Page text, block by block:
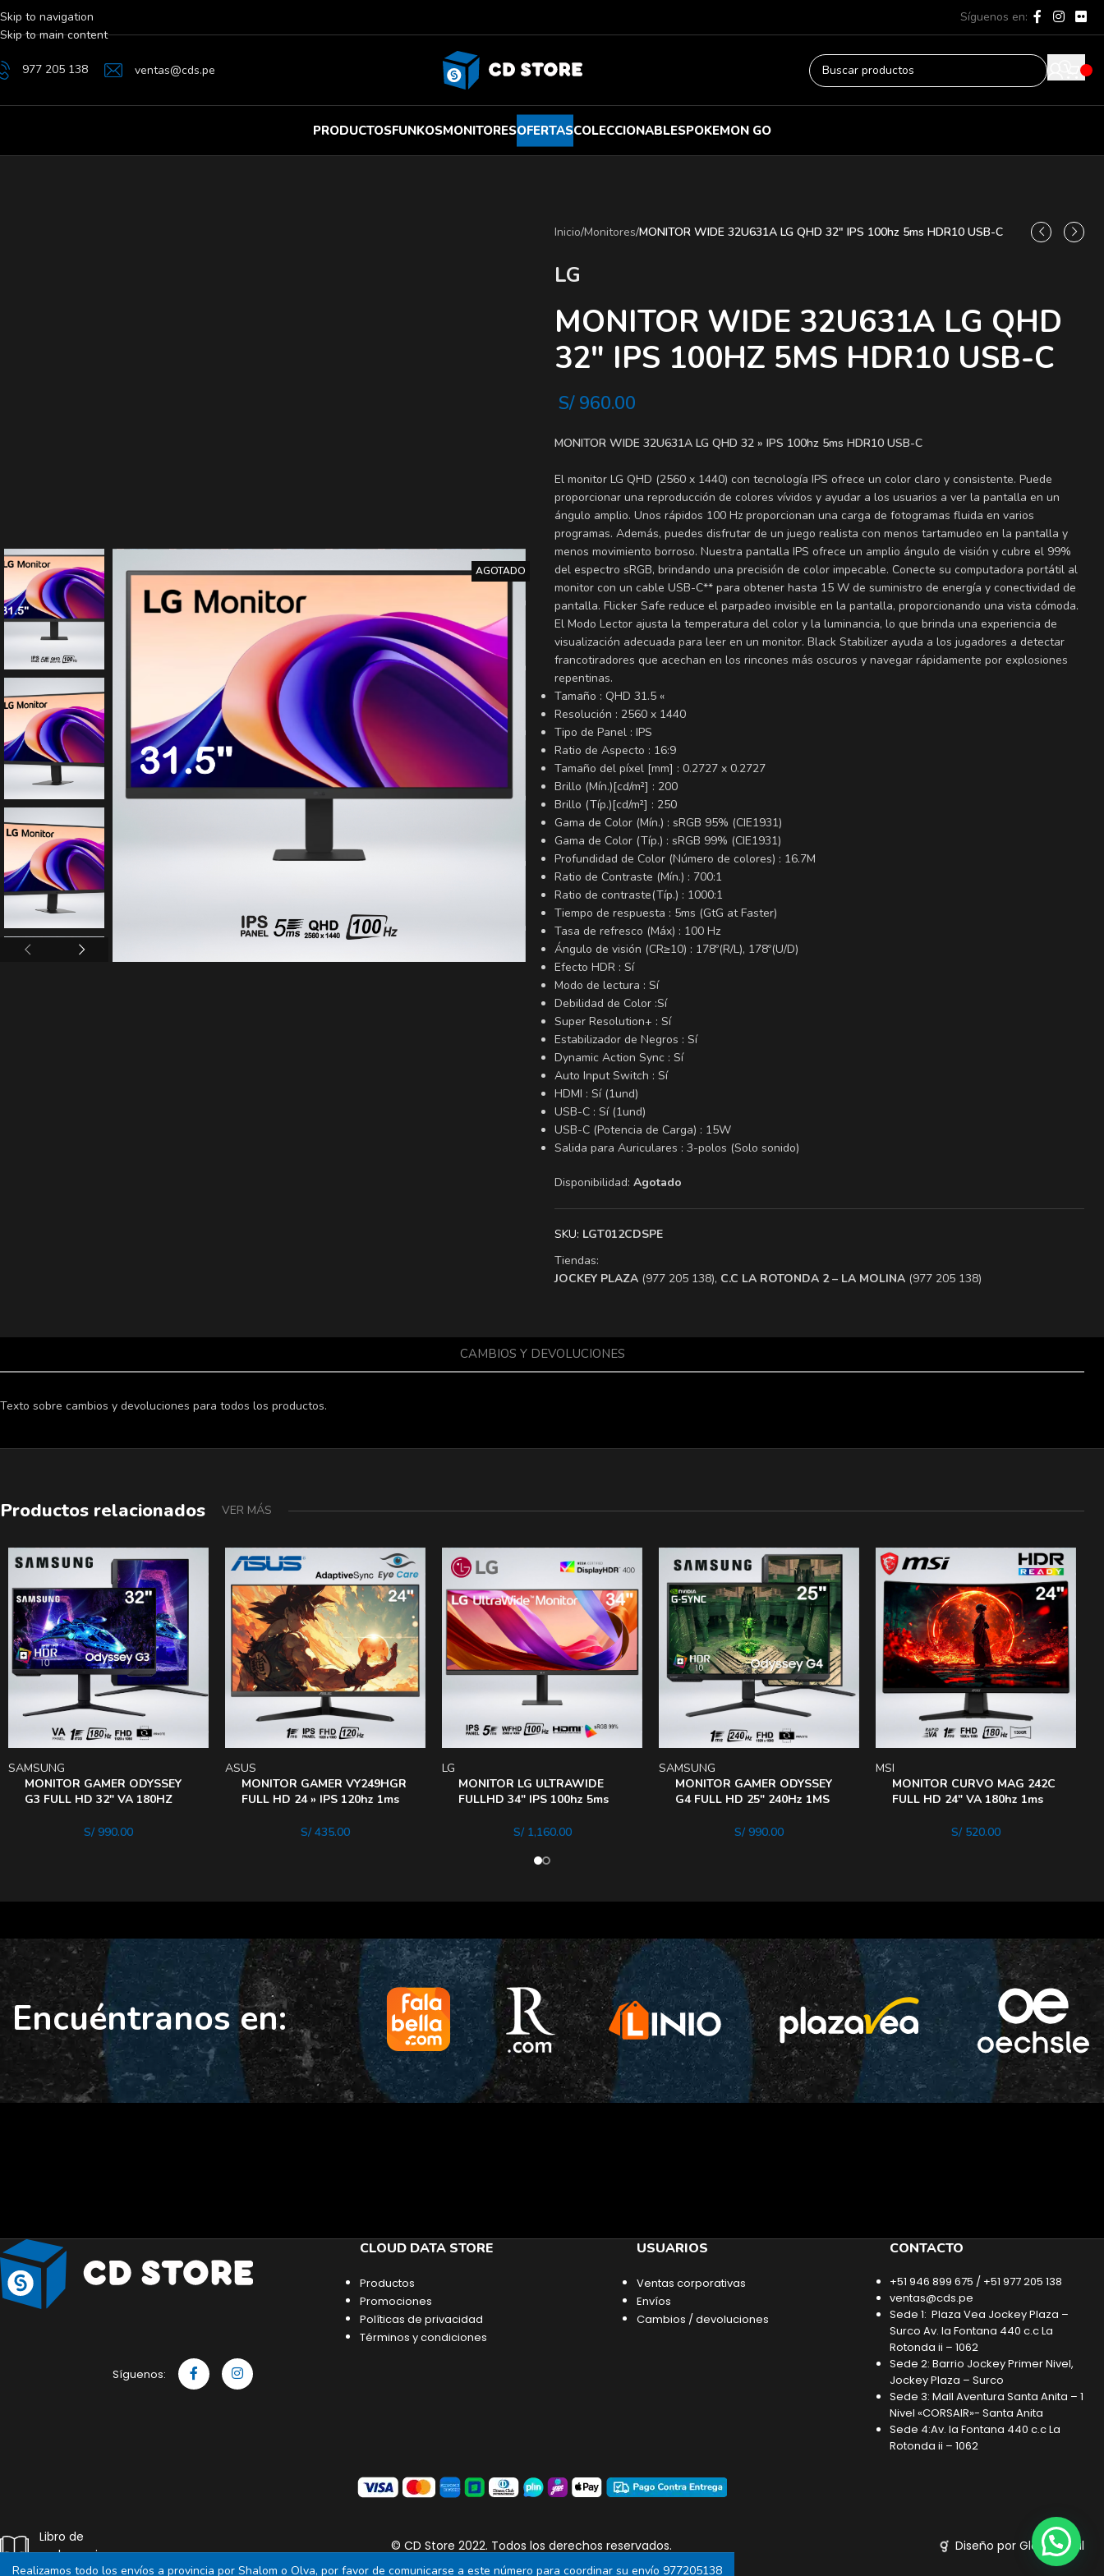
Realizamos todo los envíos a provincia por Shalom o Olva, por favor de comunicarse a este número para coordinar su envío 977205138
Skip to navigation
Skip to main content
Síguenos en:
977 205 138 ventas@cds.pe
PRODUCTOSFUNKOSMONITORESOFERTASCOLECCIONABLESPOKEMON GO
AGOTADO
Inicio/Monitores/MONITOR WIDE 32U631A LG QHD 32″ IPS 100hz 5ms HDR10 USB-C
LG
MONITOR WIDE 32U631A LG QHD
32″ IPS 100HZ 5MS HDR10 USB-C
S/960.00
MONITOR WIDE 32U631A LG QHD 32 » IPS 100hz 5ms HDR10 USB-C
El monitor LG QHD (2560 x 1440) con tecnología IPS ofrece un color claro y consistente. Puede
proporcionar una reproducción de colores vívidos y ayudar a los usuarios a ver la pantalla en un
ángulo amplio. Unos rápidos 100 Hz proporcionan una carga de fotogramas fluida en varios
programas. Además, puedes disfrutar de un juego realista con menos tartamudeo en la pantalla y
menos movimiento borroso. Nuestra pantalla IPS ofrece un amplio ángulo de visión y cubre el 99%
del espectro sRGB, brindando una precisión de color impecable. Conecte su computadora portátil al
monitor con un cable USB-C** para obtener hasta 15 W de suministro de energía y conectividad de
pantalla. Flicker Safe reduce el parpadeo invisible en la pantalla, proporcionando una vista cómoda.
El Modo Lector ajusta la temperatura del color y la luminancia, lo que brinda una experiencia de
visualización adecuada para leer en un monitor. Black Stabilizer ayuda a los jugadores a detectar
francotiradores que acechan en los rincones más oscuros y navegar rápidamente por explosiones
repentinas.
Tamaño : QHD 31.5 «
Resolución : 2560 x 1440
Tipo de Panel : IPS
Ratio de Aspecto : 16:9
Tamaño del píxel [mm] : 0.2727 x 0.2727
Brillo (Mín.)[cd/m²] : 200
Brillo (Típ.)[cd/m²] : 250
Gama de Color (Mín.) : sRGB 95% (CIE1931)
Gama de Color (Típ.) : sRGB 99% (CIE1931)
Profundidad de Color (Número de colores) : 16.7M
Ratio de Contraste (Mín.) : 700:1
Ratio de contraste(Típ.) : 1000:1
Tiempo de respuesta : 5ms (GtG at Faster)
Tasa de refresco (Máx) : 100 Hz
Ángulo de visión (CR≥10) : 178º(R/L), 178º(U/D)
Efecto HDR : Sí
Modo de lectura : Sí
Debilidad de Color :Sí
Super Resolution+ : Sí
Estabilizador de Negros : Sí
Dynamic Action Sync : Sí
Auto Input Switch : Sí
HDMI : Sí (1und)
USB-C : Sí (1und)
USB-C (Potencia de Carga) : 15W
Salida para Auriculares : 3-polos (Solo sonido)
Disponibilidad: Agotado
SKU: LGT012CDSPE
Tiendas:
​JOCKEY PLAZA (977 205 138), ​C.C LA ROTONDA 2 – LA MOLINA (977 205 138)
CAMBIOS Y DEVOLUCIONES
Texto sobre cambios y devoluciones para todos los productos.
Productos relacionados VER MÁS
MONITOR GAMER ODYSSEY
G3 FULL HD 32″ VA 180HZ
SAMSUNG
S/990.00
MONITOR GAMER VY249HGR
FULL HD 24 » IPS 120hz 1ms
ASUS
S/435.00
MONITOR LG ULTRAWIDE
FULLHD 34″ IPS 100hz 5ms
LG
S/1,160.00
MONITOR GAMER ODYSSEY
G4 FULL HD 25″ 240Hz 1MS
SAMSUNG
S/990.00
MONITOR CURVO MAG 242C
FULL HD 24″ VA 180hz 1ms
MSI
S/520.00
Encuéntranos en:
Síguenos:
CLOUD DATA STORE
Productos
Promociones
Políticas de privacidad
Términos y condiciones
USUARIOS
Ventas corporativas
Envíos
Cambios / devoluciones
CONTACTO
+51 946 899 675 / +51 977 205 138
ventas@cds.pe
Sede 1: Plaza Vea Jockey Plaza –
Surco Av. la Fontana 440 c.c La
Rotonda ii – 1062
Sede 2: Barrio Jockey Primer Nivel,
Jockey Plaza – Surco
Sede 3: Mall Aventura Santa Anita – 1
Nivel «CORSAIR»- Santa Anita
Sede 4:Av. la Fontana 440 c.c La
Rotonda ii – 1062
Libro de
reclamaciones
© CD Store 2022. Todos los derechos reservados. Diseño por Glob Digital